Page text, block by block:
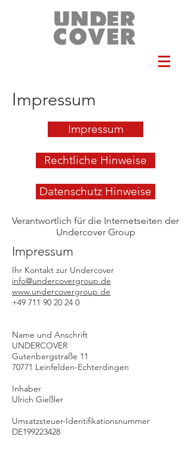
Impressum
Impressum
Rechtliche Hinweise
Datenschutz Hinweise
Verantwortlich für die Internetseiten der
Undercover Group
Impressum
Ihr Kontakt zur Undercover
info@undercovergroup.de
www.undercovergroup.de
+49 711 90 20 24 0
Name und Anschrift
UNDERCOVER
Gutenbergstraße 11
70771 Leinfelden-Echterdingen
Inhaber
Ulrich Gießler​
Umsatzsteuer-Identifikationsnummer
DE199223428